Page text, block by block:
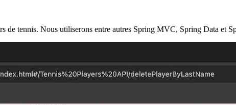
de tennis. Nous utiliserons entre autres Spring MVC, Spring Data et